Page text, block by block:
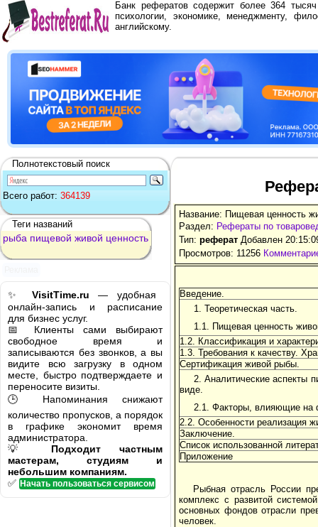
Банк рефератов содержит более 364
психологии, экономике, менеджменту,
английскому.
Полнотекстовый поиск
Всего работ: 364139
Теги названий
рыба пищевой живой ценность
✨ VisitTime.ru — удобная
онлайн-запись и расписание
для бизнес услуг.
📅 Клиенты сами выбирают
свободное время и
записываются без звонков, а вы
видите всю загрузку в одном
месте, быстро подтверждаете и
переносите визиты.
🕒 Напоминания снижают
количество пропусков, а порядок
в графике экономит время
администратора.
💡 Подходит частным
мастерам, студиям и
небольшим компаниям.
✅ Начать пользоваться сервисом
Название: Пищевая ценность
Раздел: Рефераты по
Тип: реферат Добавлен
Просмотров: 11256
Введение.
1. Теоретическая часть.
1.1. Пищевая ценность
1.2. Классификация и
1.3. Требования к качеству.
Сертификация живой рыбы.
2. Аналитические аспекты
виде.
2.1. Факторы, влияющие на
2.2. Особенности реализация
Заключение.
Список использованной
Приложение
Рыбная отрасль России
комплекс с развитой
основных фондов отрасли
человек.